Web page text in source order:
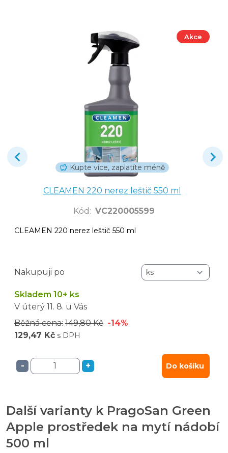
Akce
Kupte více, zaplatíte méně
CLEAMEN 220 nerez leštič 550 ml
Kód : VC220005599
CLEAMEN 220 nerez leštič 550 ml
Nakupuji po
Skladem 10+ ks
V úterý 11. 8. u Vás
Běžná cena: 149,80 Kč -14%
129,47 Kč s DPH
- + Do košíku
Další varianty k PragoSan Green
Apple prostředek na mytí nádobí
500 ml